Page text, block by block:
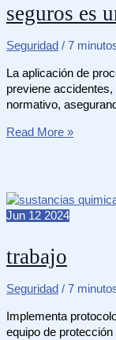
y
consecuencias
seguros es
Seguridad / 7
La aplicación de
previene
normativo,
Por
de
procedimientos
seguros
un
eficaz
Read More »
Jun 12 2024
trabajo
Seguridad / 7
Implementa
equipo de